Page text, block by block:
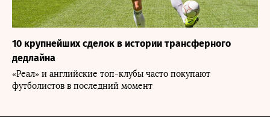
10 крупнейших сделок в истории трансферного
дедлайна
«Реал» и английские топ-клубы часто покупают
футболистов в последний момент